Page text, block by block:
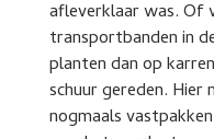
afleverklaar was. Of
transportbanden in
planten dan op
schuur gereden.
nogmaals